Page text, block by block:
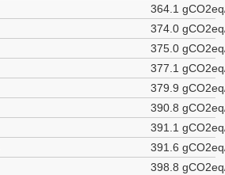
364.1
374.0
375.0
377.1
379.9
390.8
391.1
391.6
398.8